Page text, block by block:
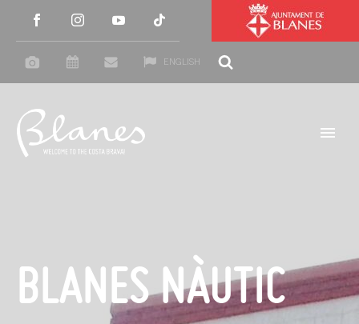
ENGLISH
BLANES NÀUTIC